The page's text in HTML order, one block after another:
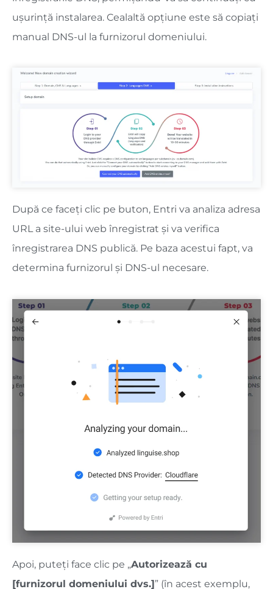
ușurință instalarea. Cealaltă opțiune este să copiați
manual DNS-ul la furnizorul domeniului.
După ce faceți clic pe buton, Entri va analiza adresa
URL a site-ului web înregistrat și va verifica
înregistrarea DNS publică. Pe baza acestui fapt, va
determina furnizorul și DNS-ul necesare.
Apoi, puteți face clic pe „Autorizează cu
[furnizorul domeniului dvs.]” (în acest exemplu,